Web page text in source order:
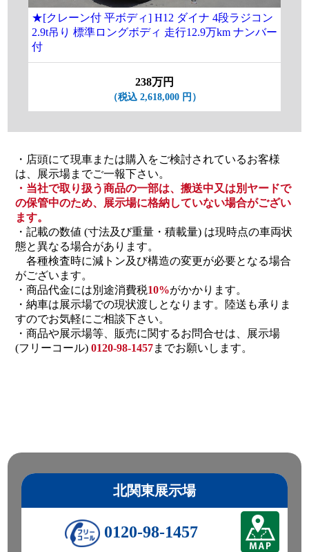
★[クレーン付 平ボディ] H12 ダイナ 4段ラジコン
2.9t吊り 標準ロングボディ 走行12.9万km ナンバー
付
238万円
（税込 2,618,000 円）
・店頭にて現車または購入をご検討されているお客様
は、展示場までご一報下さい。
・当社で取り扱う商品の一部は、搬送中又は別ヤードで
の保管中のため、展示場に格納していない場合がござい
ます。
・記載の数値 (寸法及び重量・積載量) は現時点の車両状
態と異なる場合があります。
各種検査時に減トン及び構造の変更が必要となる場合
がございます。
・商品代金には別途消費税10%がかかります。
・納車は展示場での現状渡しとなります。陸送も承りま
すのでお気軽にご相談下さい。
・商品や展示場等、販売に関するお問合せは、展示場
(フリーコール) 0120-98-1457までお願いします。
北関東展示場
0120-98-1457